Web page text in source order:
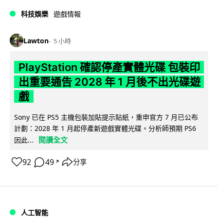
科技娛樂 遊戲情報
Lawton 5 小時
PlayStation 確認停產實體光碟 包裝印
出重要通告 2028 年 1 月後不出光碟遊
戲
Sony 已在 PS5 主機包裝加貼提示貼紙，重申官方 7 月已公布
計劃：2028 年 1 月起停產新遊戲實體光碟。分析師預期 PS6
因此...
閱讀全文
92 49 ↗ 分享
人工智能